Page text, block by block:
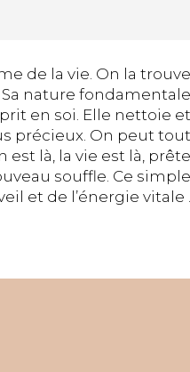
de la vie. On la trouve
nature fondamentale
en soi. Elle nettoie et
précieux. On peut tout
là, la vie est là, prête
souffle. Ce simple
et de l’énergie vitale .